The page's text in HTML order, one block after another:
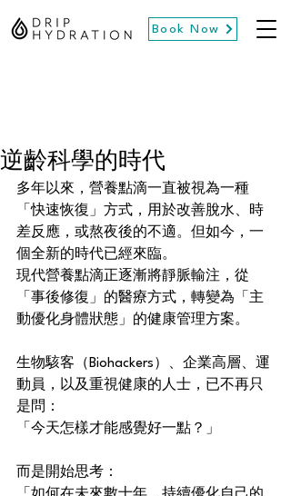
Book Now
逆齡科學的時代
多年以來，營養點滴一直被視為一種
「快速恢復」方式，用於改善脫水、時
差反應，或熬夜後的不適。但如今，一
個全新的時代已經來臨。
現代營養點滴正逐漸將靜脈輸注，從
「事後修復」的醫療方式，轉變為「主
動優化身體狀態」的健康管理方案。
生物駭客（Biohackers）、企業高層、運
動員，以及重視健康的人士，已不再只
是問：
「今天怎樣才能感覺好一點？」
而是開始思考：